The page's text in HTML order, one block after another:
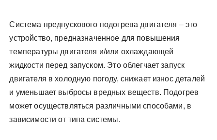
Система предпускового подогрева двигателя – это
устройство, предназначенное для повышения
температуры двигателя и/или охлаждающей
жидкости перед запуском. Это облегчает запуск
двигателя в холодную погоду, снижает износ деталей
и уменьшает выбросы вредных веществ. Подогрев
может осуществляться различными способами, в
зависимости от типа системы.